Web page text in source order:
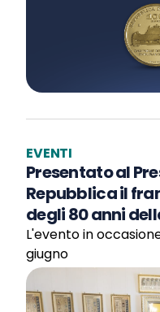
EVENTI
Presentato al
Repubblica il
degli 80 anni
L'evento in
giugno